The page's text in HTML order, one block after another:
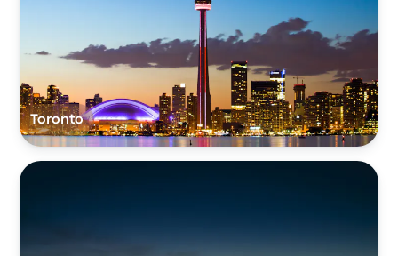
Toronto